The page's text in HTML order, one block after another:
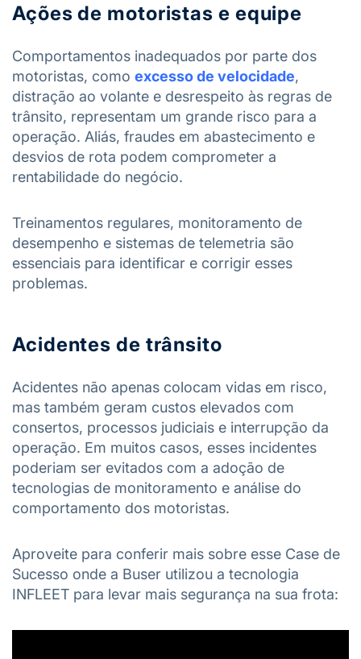
Ações de motoristas e equipe
Comportamentos inadequados por parte dos
motoristas, como excesso de velocidade,
distração ao volante e desrespeito às regras de
trânsito, representam um grande risco para a
operação. Aliás, fraudes em abastecimento e
desvios de rota podem comprometer a
rentabilidade do negócio.
Treinamentos regulares, monitoramento de
desempenho e sistemas de telemetria são
essenciais para identificar e corrigir esses
problemas.
Acidentes de trânsito
Acidentes não apenas colocam vidas em risco,
mas também geram custos elevados com
consertos, processos judiciais e interrupção da
operação. Em muitos casos, esses incidentes
poderiam ser evitados com a adoção de
tecnologias de monitoramento e análise do
comportamento dos motoristas.
Aproveite para conferir mais sobre esse Case de
Sucesso onde a Buser utilizou a tecnologia
INFLEET para levar mais segurança na sua frota: